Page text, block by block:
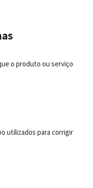
o produto ou serviço
utilizados para corrigir